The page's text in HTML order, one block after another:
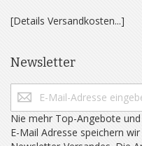
[Details Versandkosten...]
Newsletter
Nie mehr Top-Angebote
E-Mail Adresse speichern